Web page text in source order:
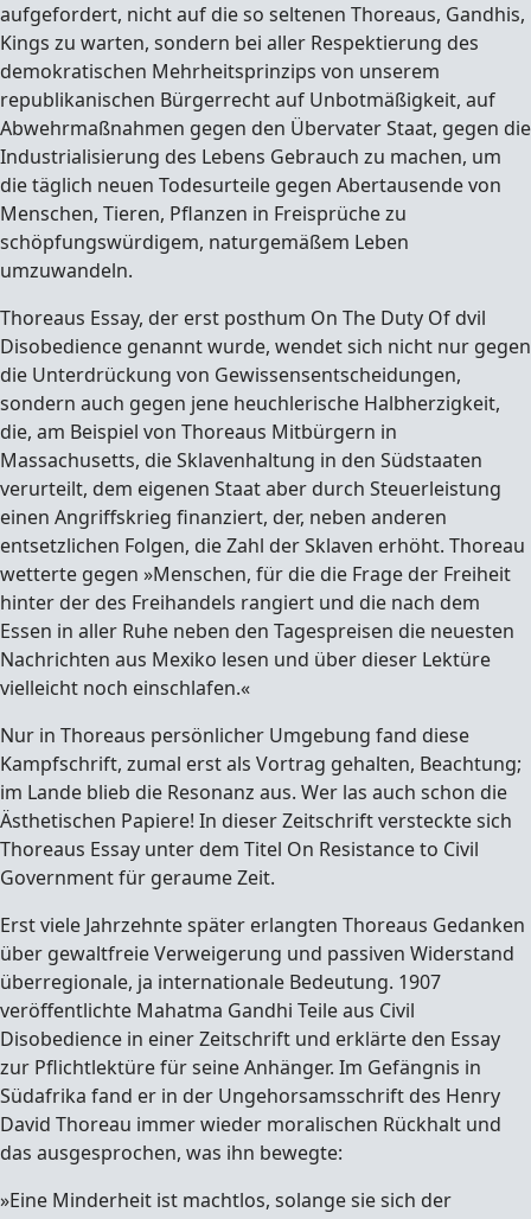
aufgefordert, nicht auf die so seltenen Thoreaus, Gandhis,
Kings zu warten, sondern bei aller Respektierung des
demokratischen Mehrheitsprinzips von unserem
republikanischen Bürgerrecht auf Unbotmäßigkeit, auf
Abwehrmaßnahmen gegen den Übervater Staat, gegen die
Industrialisierung des Lebens Gebrauch zu machen, um
die täglich neuen Todesurteile gegen Abertausende von
Menschen, Tieren, Pflanzen in Freisprüche zu
schöpfungswürdigem, naturgemäßem Leben
umzuwandeln.
Thoreaus Essay, der erst posthum On The Duty Of dvil
Disobedience genannt wurde, wendet sich nicht nur gegen
die Unterdrückung von Gewissensentscheidungen,
sondern auch gegen jene heuchlerische Halbherzigkeit,
die, am Beispiel von Thoreaus Mitbürgern in
Massachusetts, die Sklavenhaltung in den Südstaaten
verurteilt, dem eigenen Staat aber durch Steuerleistung
einen Angriffskrieg finanziert, der, neben anderen
entsetzlichen Folgen, die Zahl der Sklaven erhöht. Thoreau
wetterte gegen »Menschen, für die die Frage der Freiheit
hinter der des Freihandels rangiert und die nach dem
Essen in aller Ruhe neben den Tagespreisen die neuesten
Nachrichten aus Mexiko lesen und über dieser Lektüre
vielleicht noch einschlafen.«
Nur in Thoreaus persönlicher Umgebung fand diese
Kampfschrift, zumal erst als Vortrag gehalten, Beachtung;
im Lande blieb die Resonanz aus. Wer las auch schon die
Ästhetischen Papiere! In dieser Zeitschrift versteckte sich
Thoreaus Essay unter dem Titel On Resistance to Civil
Government für geraume Zeit.
Erst viele Jahrzehnte später erlangten Thoreaus Gedanken
über gewaltfreie Verweigerung und passiven Widerstand
überregionale, ja internationale Bedeutung. 1907
veröffentlichte Mahatma Gandhi Teile aus Civil
Disobedience in einer Zeitschrift und erklärte den Essay
zur Pflichtlektüre für seine Anhänger. Im Gefängnis in
Südafrika fand er in der Ungehorsamsschrift des Henry
David Thoreau immer wieder moralischen Rückhalt und
das ausgesprochen, was ihn bewegte:
»Eine Minderheit ist machtlos, solange sie sich der